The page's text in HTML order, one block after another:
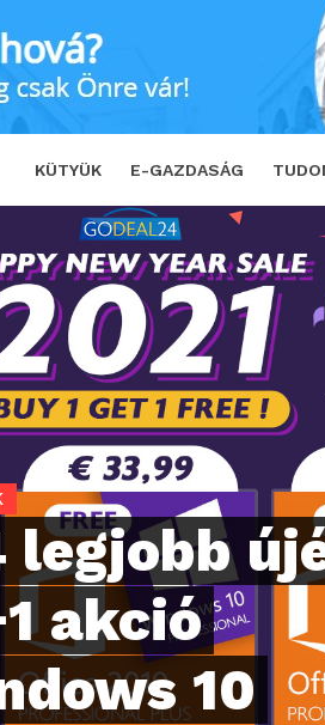
KÜTYÜK E-GAZDASÁG
1+1 akció ajándék
legjobb
akció
10